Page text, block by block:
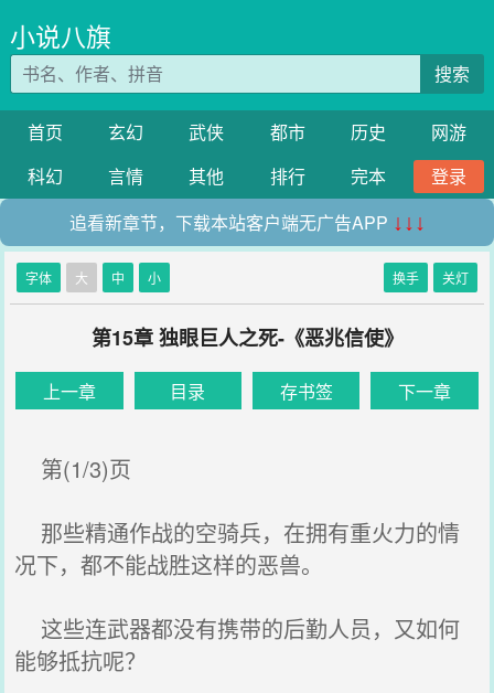
小说八旗
搜索
首页 玄幻 武侠 都市 历史
网游
科幻
言情 其他 排行 完本
登录
追看新章节，下载本站客户端无广告APP ↓↓↓
字体 大 中 小 换手 关灯
第15章 独眼巨人之死-《恶兆信使》
上一章 目录 存书签 下一章
第(1/3)页
那些精通作战的空骑兵，在拥有重火力的情
况下，都不能战胜这样的恶兽。
这些连武器都没有携带的后勤人员，又如何
能够抵抗呢？